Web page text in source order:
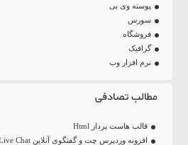
پوسته وی بی
سورس
فروشگاه
گرافیک
نرم افزار وب
مطالب تصادفی
قالب هاست پرداز Html
افزونه وردپرس چت و گفتگوی آنلاین Live Chat